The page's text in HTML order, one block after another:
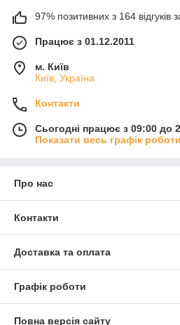
97% позитивних з 164 відгуків
Працює з 01.12.2011
м. Київ
Київ, Україна
Контакти
Сьогодні працює з 09:00 до
Показати весь графік роботи
Про нас
Контакти
Доставка та оплата
Графік роботи
Повна версія сайту